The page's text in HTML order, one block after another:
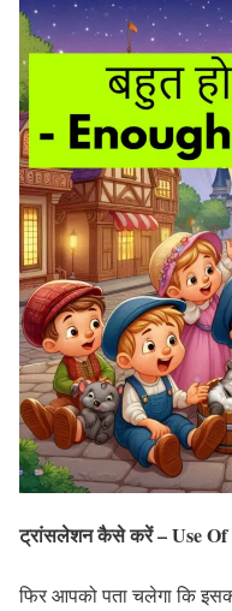
ट्रांसलेशन कैसे करें – Use
फिर आपको पता चलेगा कि